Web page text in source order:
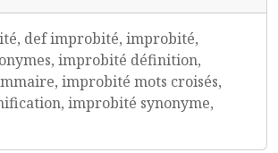
def improbité, improbité,
improbité définition,
improbité mots croisés,
improbité synonyme,